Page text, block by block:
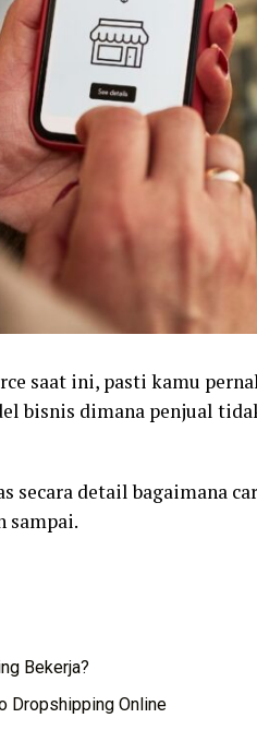
saat ini, pasti kamu
bisnis dimana penjual
secara detail bagaimana
sampai.
Bekerja?
Dropshipping Online